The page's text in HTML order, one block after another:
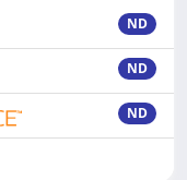
ND
ND
ND